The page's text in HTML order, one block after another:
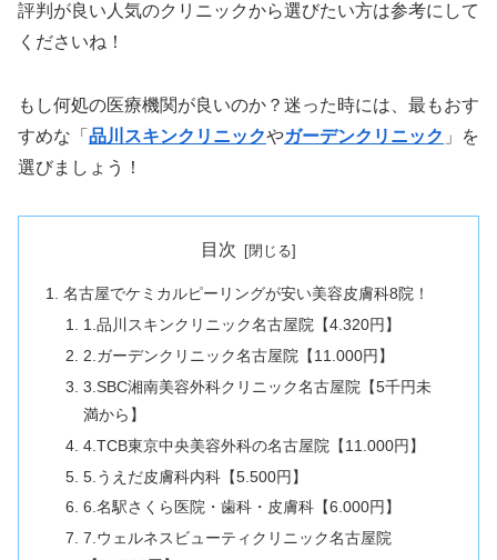
評判が良い人気のクリニックから選びたい方は参考にして
くださいね！
もし何処の医療機関が良いのか？迷った時には、最もおす
すめな「 品川スキンクリニックやガーデンクリニック 」を
選びましょう！
目次
名古屋でケミカルピーリングが安い美容皮膚科8院！
1.品川スキンクリニック名古屋院【4.320円】
2.ガーデンクリニック名古屋院【11.000円】
3.SBC湘南美容外科クリニック名古屋院【5千円未
満から】
4.TCB東京中央美容外科の名古屋院【11.000円】
5.うえだ皮膚科内科【5.500円】
6.名駅さくら医院・歯科・皮膚科【6.000円】
7.ウェルネスビューティクリニック名古屋院